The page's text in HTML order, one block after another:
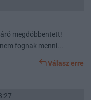
megdöbbentett!
fognak menni...
Válasz erre